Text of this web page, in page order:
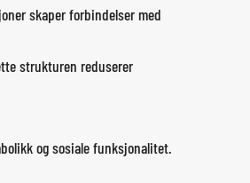
skaper forbindelser med
strukturen reduserer
og sosiale funksjonalitet.